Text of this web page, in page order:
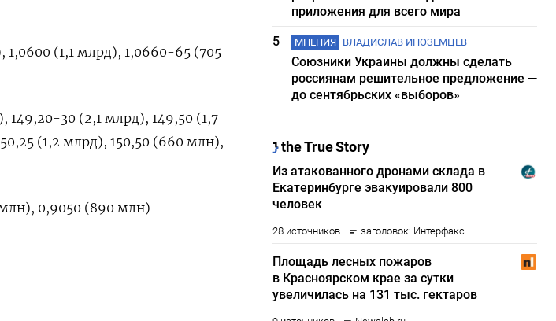
1,0600 (1,1 млрд), 1,0660-65 (705
149,20-30 (2,1 млрд), 149,50 (1,7
(1,2 млрд), 150,50 (660 млн),
0,9050 (890 млн)
приложения для всего мира
5
МНЕНИЯ ВЛАДИСЛАВ ИНОЗЕМЦЕВ
Союзники Украины должны сделать
россиянам решительное предложение —
до сентябрьских «выборов»